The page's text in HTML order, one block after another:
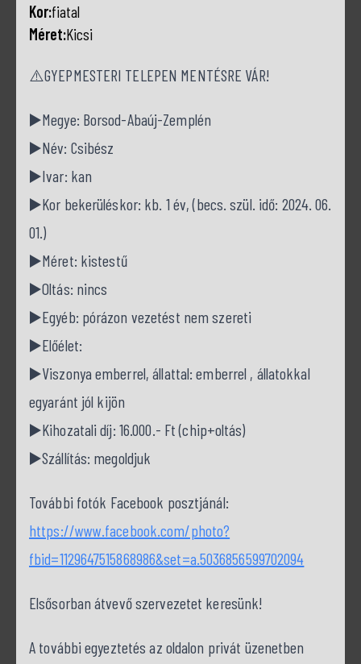
Kor:fiatal
Méret:Kicsi
⚠️GYEPMESTERI TELEPEN MENTÉSRE VÁR!
▶️Megye: Borsod-Abaúj-Zemplén
▶️Név: Csibész
▶️Ivar: kan
▶️Kor bekerüléskor: kb. 1 év, (becs. szül. idő: 2024. 06.
01.)
▶️Méret: kistestű
▶️Oltás: nincs
▶️Egyéb: pórázon vezetést nem szereti
▶️Előélet:
▶️Viszonya emberrel, állattal: emberrel , állatokkal
egyaránt jól kijön
▶️Kihozatali díj: 16.000.- Ft (chip+oltás)
▶️Szállítás: megoldjuk
További fotók Facebook posztjánál:
https://www.facebook.com/photo?
fbid=1129647515868986&set=a.5036856599702094
Elsősorban átvevő szervezetet keresünk!
A további egyeztetés az oldalon privát üzenetben